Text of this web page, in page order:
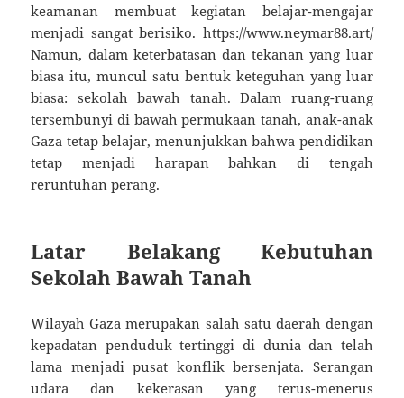
keamanan membuat kegiatan belajar-mengajar
menjadi sangat berisiko. https://www.neymar88.art/
Namun, dalam keterbatasan dan tekanan yang luar
biasa itu, muncul satu bentuk keteguhan yang luar
biasa: sekolah bawah tanah. Dalam ruang-ruang
tersembunyi di bawah permukaan tanah, anak-anak
Gaza tetap belajar, menunjukkan bahwa pendidikan
tetap menjadi harapan bahkan di tengah
reruntuhan perang.
Latar Belakang Kebutuhan
Sekolah Bawah Tanah
Wilayah Gaza merupakan salah satu daerah dengan
kepadatan penduduk tertinggi di dunia dan telah
lama menjadi pusat konflik bersenjata. Serangan
udara dan kekerasan yang terus-menerus